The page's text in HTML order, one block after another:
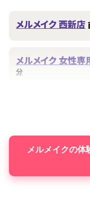
メルメイク 西新店
メルメイク 女性専
分
メルメイクの体